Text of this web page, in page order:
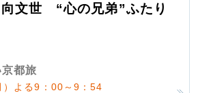
文世 “心の兄弟”ふたり
都旅
よる9：00～9：54